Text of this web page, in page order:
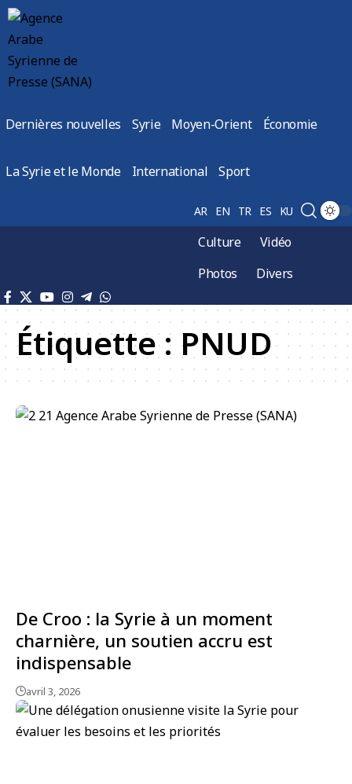
Dernières nouvelles Syrie Moyen-Orient Économie
La Syrie et le Monde International Sport
AR EN TR ES KU
Culture
Vidéo
Photos
Divers
Étiquette : PNUD
De Croo : la Syrie à un moment
charnière, un soutien accru est
indispensable
avril 3, 2026